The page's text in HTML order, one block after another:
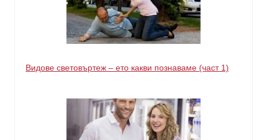
Видове световъртеж – ето какви познаваме (част 1)